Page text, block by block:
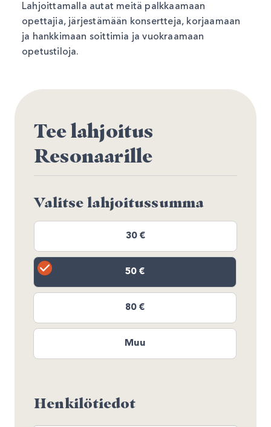
Lahjoittamalla autat meitä palkkaamaan
opettajia, järjestämään konsertteja, korjaamaan
ja hankkimaan soittimia ja vuokraamaan
opetustiloja.
Tee lahjoitus
Resonaarille
Valitse lahjoitussumma
30 €
50 €
80 €
Muu
Henkilötiedot